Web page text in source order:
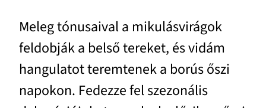
Meleg tónusaival a mikulásvirágok
feldobják a belső tereket, és vidám
hangulatot teremtenek a borús őszi
napokon. Fedezze fel szezonális